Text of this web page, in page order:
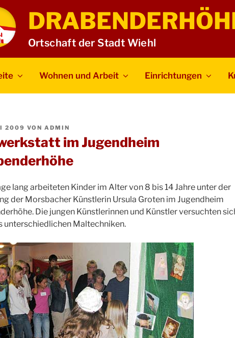
Ortschaft der Stadt Wiehl
Wohnen und Arbeit Einrichtungen
2009 VON ADMIN
im Jugendheim
lang arbeiteten Kinder im Alter von 8 bis 14 Jahre unter der
der Morsbacher Künstlerin Ursula Groten im Jugendheim
Die jungen Künstlerinnen und Künstler versuchten
unterschiedlichen Maltechniken.